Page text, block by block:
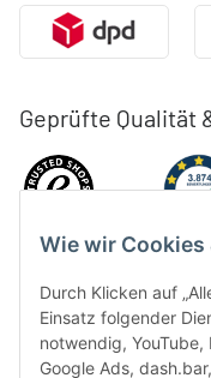
Wie wir Cookies
Durch Klicken auf
Einsatz folgender
notwendig,
Google Ads,
Geprüfte Qualität